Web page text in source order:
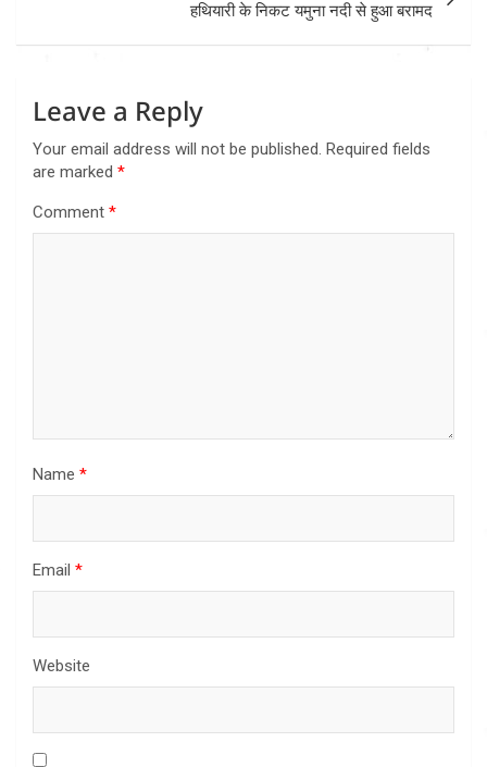
हथियारी के निकट यमुना नदी से हुआ बरामद
Leave a Reply
Your email address will not be published. Required fields
are marked *
Comment *
Name *
Email *
Website